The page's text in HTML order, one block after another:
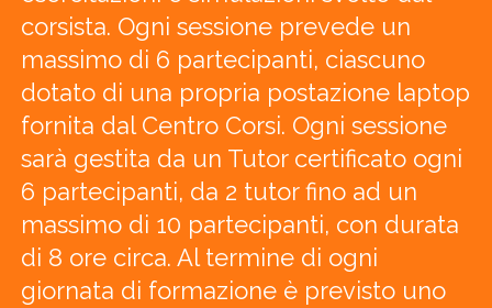
corsista. Ogni sessione prevede un
massimo di 6 partecipanti, ciascuno
dotato di una propria postazione laptop
fornita dal Centro Corsi. Ogni sessione
sarà gestita da un Tutor certificato ogni
6 partecipanti, da 2 tutor fino ad un
massimo di 10 partecipanti, con durata
di 8 ore circa. Al termine di ogni
giornata di formazione è previsto uno